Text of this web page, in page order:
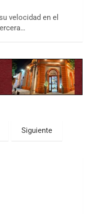
velocidad en el
Siguiente